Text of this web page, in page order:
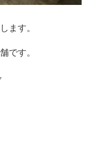
ます。
です。